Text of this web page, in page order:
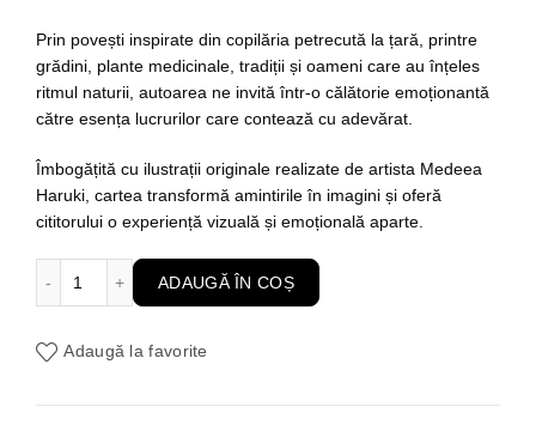
Prin povești inspirate din copilăria petrecută la țară, printre
grădini, plante medicinale, tradiții și oameni care au înțeles
ritmul naturii, autoarea ne invită într-o călătorie emoționantă
către esența lucrurilor care contează cu adevărat.
Îmbogățită cu ilustrații originale realizate de artista Medeea
Haruki, cartea transformă amintirile în imagini și oferă
cititorului o experiență vizuală și emoțională aparte.
Cantitate Verdele din care m-am născut- o călătorie spre
ADAUGĂ ÎN COȘ
Adaugă la favorite